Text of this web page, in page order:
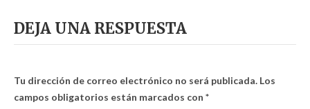
DEJA UNA RESPUESTA
Tu dirección de correo electrónico no será publicada. Los
campos obligatorios están marcados con *